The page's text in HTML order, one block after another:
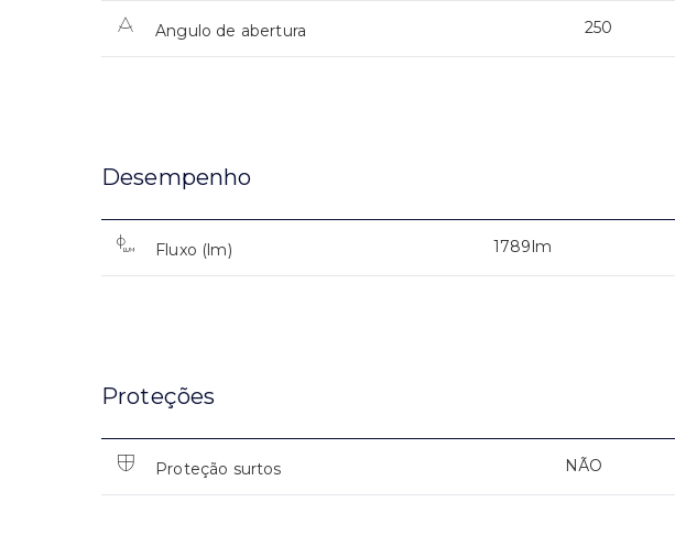
Angulo de abertura 250
Desempenho
Fluxo (lm) 1789lm
Proteções
Proteção surtos NÃO